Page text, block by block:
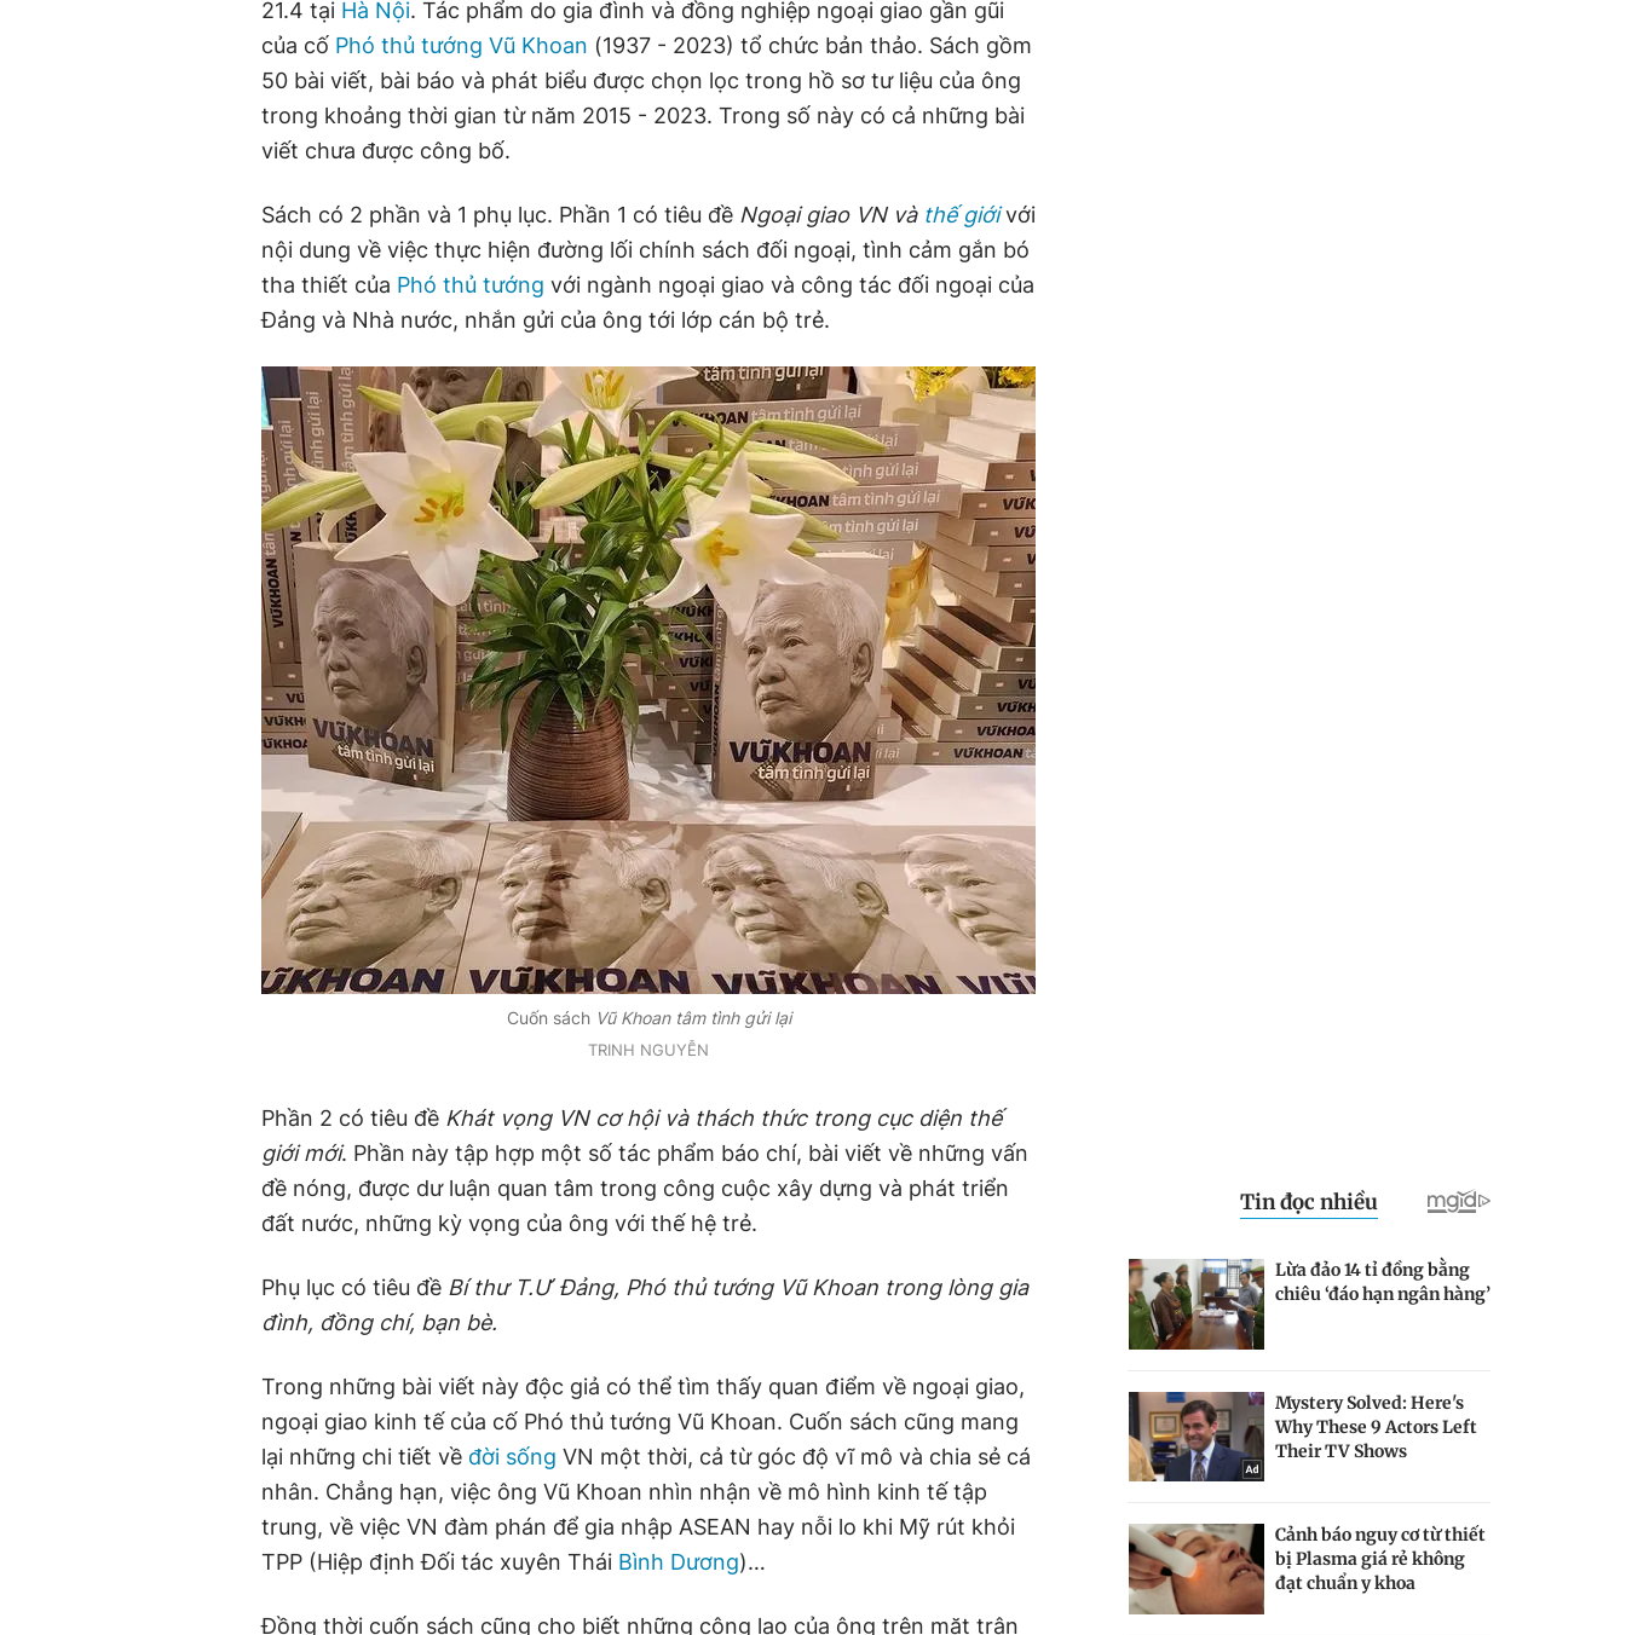
21.4 tại Hà Nội. Tác phẩm do gia đình và đồng nghiệp ngoại giao gần gũi
của cố Phó thủ tướng Vũ Khoan (1937 - 2023) tổ chức bản thảo. Sách gồm
50 bài viết, bài báo và phát biểu được chọn lọc trong hồ sơ tư liệu của ông
trong khoảng thời gian từ năm 2015 - 2023. Trong số này có cả những bài
viết chưa được công bố.
Sách có 2 phần và 1 phụ lục. Phần 1 có tiêu đề Ngoại giao VN và thế giới với
nội dung về việc thực hiện đường lối chính sách đối ngoại, tình cảm gắn bó
tha thiết của Phó thủ tướng với ngành ngoại giao và công tác đối ngoại của
Đảng và Nhà nước, nhắn gửi của ông tới lớp cán bộ trẻ.
Cuốn sách Vũ Khoan tâm tình gửi lại
TRINH NGUYỄN
Phần 2 có tiêu đề Khát vọng VN cơ hội và thách thức trong cục diện thế
giới mới. Phần này tập hợp một số tác phẩm báo chí, bài viết về những vấn
đề nóng, được dư luận quan tâm trong công cuộc xây dựng và phát triển
đất nước, những kỳ vọng của ông với thế hệ trẻ.
Phụ lục có tiêu đề Bí thư T.Ư Đảng, Phó thủ tướng Vũ Khoan trong lòng gia
đình, đồng chí, bạn bè.
Trong những bài viết này độc giả có thể tìm thấy quan điểm về ngoại giao,
ngoại giao kinh tế của cố Phó thủ tướng Vũ Khoan. Cuốn sách cũng mang
lại những chi tiết về đời sống VN một thời, cả từ góc độ vĩ mô và chia sẻ cá
nhân. Chẳng hạn, việc ông Vũ Khoan nhìn nhận về mô hình kinh tế tập
trung, về việc VN đàm phán để gia nhập ASEAN hay nỗi lo khi Mỹ rút khỏi
TPP (Hiệp định Đối tác xuyên Thái Bình Dương)…
Đồng thời cuốn sách cũng cho biết những công lao của ông trên mặt trận